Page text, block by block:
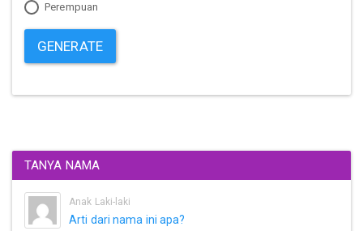
Perempuan
GENERATE
TANYA NAMA
Anak Laki-laki
Arti dari nama ini apa?